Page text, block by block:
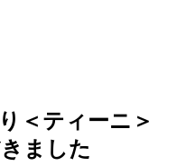
＜ティーニ＞
ました